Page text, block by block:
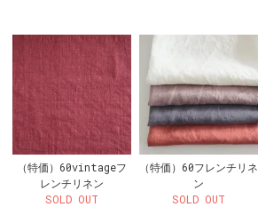
（特価）60vintageフ
レンチリネン
SOLD OUT
（特価）60フレンチリネ
ン
SOLD OUT